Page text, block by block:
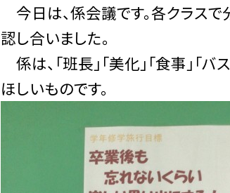
今日は、係会議です。各クラス
認し合いました。
係は、「班長」「美化」「食事」「
ほしいものです。